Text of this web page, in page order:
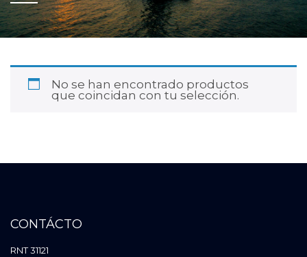
No se han encontrado productos
que coincidan con tu selección.
CONTÁCTO
RNT 31121